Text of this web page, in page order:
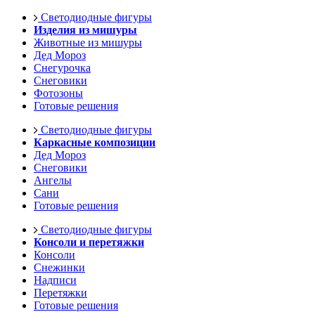
Светодиодные фигуры
Изделия из мишуры
Животные из мишуры
Дед Мороз
Снегурочка
Снеговики
Фотозоны
Готовые решения
Светодиодные фигуры
Каркасные композиции
Дед Мороз
Снеговики
Ангелы
Сани
Готовые решения
Светодиодные фигуры
Консоли и перетяжки
Консоли
Снежинки
Надписи
Перетяжки
Готовые решения